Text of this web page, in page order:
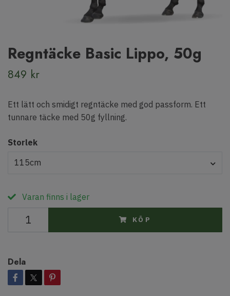
Regntäcke Basic Lippo, 50g
849 kr
Ett lätt och smidigt regntäcke med god passform. Ett
tunnare täcke med 50g fyllning.
Storlek
115cm
Varan finns i lager
KÖP
Dela